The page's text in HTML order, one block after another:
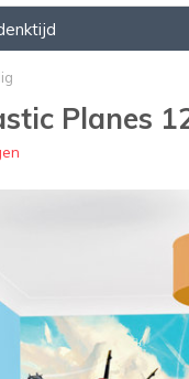
Planes